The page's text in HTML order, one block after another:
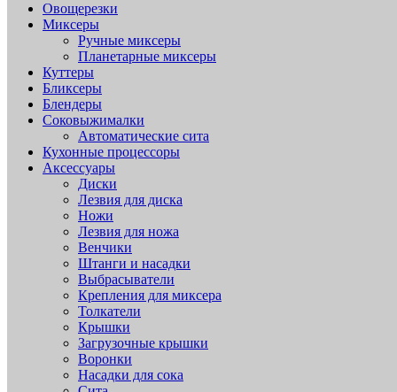
Овощерезки
Миксеры
Ручные миксеры
Планетарные миксеры
Куттеры
Бликсеры
Блендеры
Соковыжималки
Автоматические сита
Кухонные процессоры
Аксессуары
Диски
Лезвия для диска
Ножи
Лезвия для ножа
Венчики
Штанги и насадки
Выбрасыватели
Крепления для миксера
Толкатели
Крышки
Загрузочные крышки
Воронки
Насадки для сока